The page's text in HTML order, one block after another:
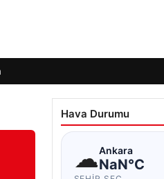
Hava Durumu
☁Ankara
NaN°C